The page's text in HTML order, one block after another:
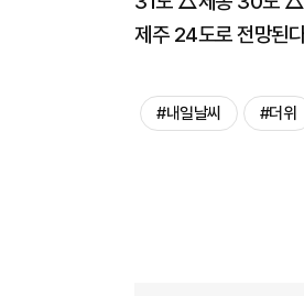
제주 24도로 전망된
#내일날씨 #더위